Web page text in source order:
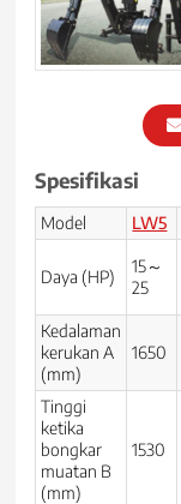
Spesifikasi
Model LW5
Daya (HP)
15～
25
Kedalaman
kerukan A
(mm)
1650
Tinggi
ketika
bongkar
muatan B
(mm)
1530